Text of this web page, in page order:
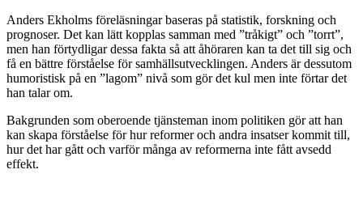
Anders Ekholms föreläsningar baseras på statistik, forskning och
prognoser. Det kan lätt kopplas samman med ”tråkigt” och ”torrt”,
men han förtydligar dessa fakta så att åhöraren kan ta det till sig och
få en bättre förståelse för samhällsutvecklingen. Anders är dessutom
humoristisk på en ”lagom” nivå som gör det kul men inte förtar det
han talar om.
Bakgrunden som oberoende tjänsteman inom politiken gör att han
kan skapa förståelse för hur reformer och andra insatser kommit till,
hur det har gått och varför många av reformerna inte fått avsedd
effekt.